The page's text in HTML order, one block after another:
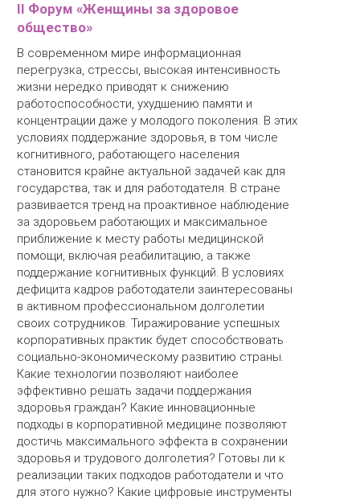
II Форум «Женщины за здоровое
общество»
В современном мире информационная
перегрузка, стрессы, высокая интенсивность
жизни нередко приводят к снижению
работоспособности, ухудшению памяти и
концентрации даже у молодого поколения. В этих
условиях поддержание здоровья, в том числе
когнитивного, работающего населения
становится крайне актуальной задачей как для
государства, так и для работодателя. В стране
развивается тренд на проактивное наблюдение
за здоровьем работающих и максимальное
приближение к месту работы медицинской
помощи, включая реабилитацию, а также
поддержание когнитивных функций. В условиях
дефицита кадров работодатели заинтересованы
в активном профессиональном долголетии
своих сотрудников. Тиражирование успешных
корпоративных практик будет способствовать
социально-экономическому развитию страны.
Какие технологии позволяют наиболее
эффективно решать задачи поддержания
здоровья граждан? Какие инновационные
подходы в корпоративной медицине позволяют
достичь максимального эффекта в сохранении
здоровья и трудового долголетия? Готовы ли к
реализации таких подходов работодатели и что
для этого нужно? Какие цифровые инструменты